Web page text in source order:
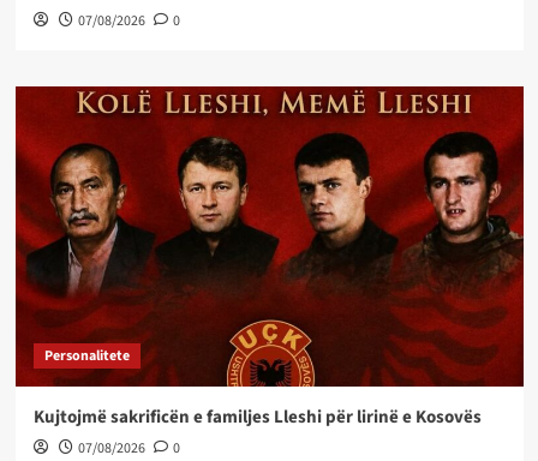
07/08/2026 0
Personalitete
Kujtojmë sakrificën e familjes Lleshi për lirinë e Kosovës
07/08/2026 0